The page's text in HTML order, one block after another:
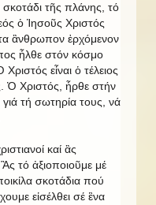
σκοτάδι τῆς πλάνης, τό
ὁ Ἱησοῦς Χριστός
ἂνθρωπον ἐρχόμενον
ἦλθε στόν κόσμο
εἶναι ὁ τέλειος
Ὁ Χριστός, ἦρθε στήν
τή σωτηρία τους, νά
καί ἂς
τό ἀξιοποιοῦμε μέ
σκοτάδια πού
εἰσέλθει σέ ἓνα